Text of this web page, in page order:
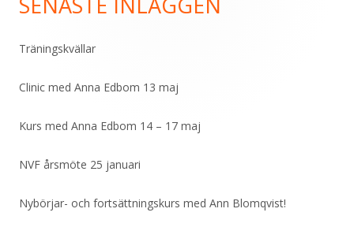
Primär
sidopanel
Träningskvällar
Clinic med Anna Edbom 13 maj
Kurs med Anna Edbom 14 – 17 maj
NVF årsmöte 25 januari
Nybörjar- och fortsättningskurs med Ann Blomqvist!